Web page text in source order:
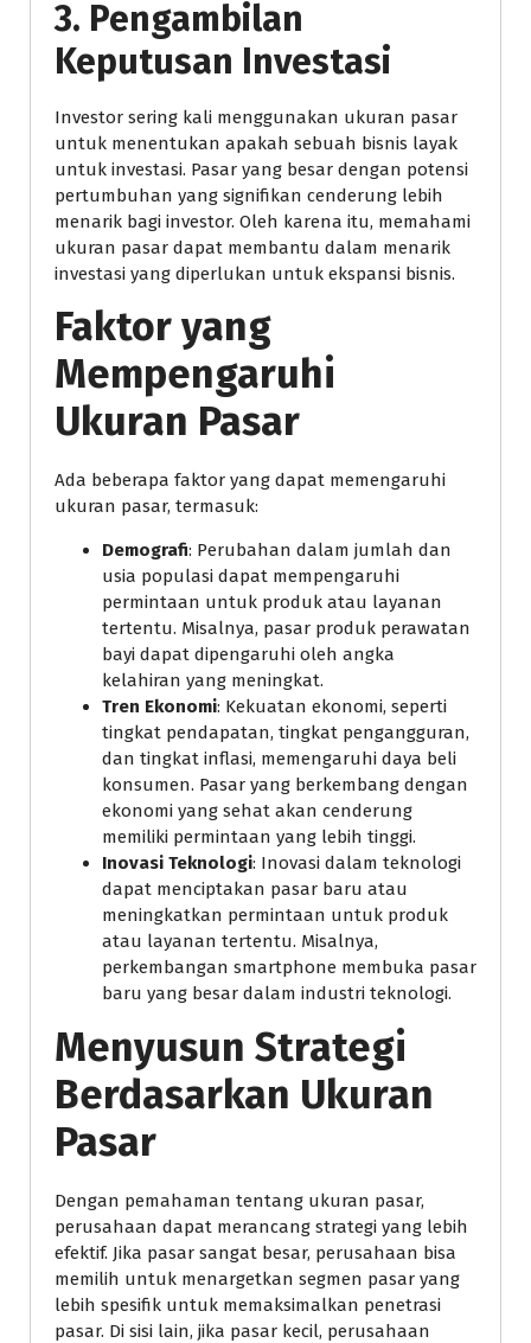
3. Pengambilan
Keputusan Investasi
Investor sering kali menggunakan ukuran pasar
untuk menentukan apakah sebuah bisnis layak
untuk investasi. Pasar yang besar dengan potensi
pertumbuhan yang signifikan cenderung lebih
menarik bagi investor. Oleh karena itu, memahami
ukuran pasar dapat membantu dalam menarik
investasi yang diperlukan untuk ekspansi bisnis.
Faktor yang
Mempengaruhi
Ukuran Pasar
Ada beberapa faktor yang dapat memengaruhi
ukuran pasar, termasuk:
Demografi: Perubahan dalam jumlah dan
usia populasi dapat mempengaruhi
permintaan untuk produk atau layanan
tertentu. Misalnya, pasar produk perawatan
bayi dapat dipengaruhi oleh angka
kelahiran yang meningkat.
Tren Ekonomi: Kekuatan ekonomi, seperti
tingkat pendapatan, tingkat pengangguran,
dan tingkat inflasi, memengaruhi daya beli
konsumen. Pasar yang berkembang dengan
ekonomi yang sehat akan cenderung
memiliki permintaan yang lebih tinggi.
Inovasi Teknologi: Inovasi dalam teknologi
dapat menciptakan pasar baru atau
meningkatkan permintaan untuk produk
atau layanan tertentu. Misalnya,
perkembangan smartphone membuka pasar
baru yang besar dalam industri teknologi.
Menyusun Strategi
Berdasarkan Ukuran
Pasar
Dengan pemahaman tentang ukuran pasar,
perusahaan dapat merancang strategi yang lebih
efektif. Jika pasar sangat besar, perusahaan bisa
memilih untuk menargetkan segmen pasar yang
lebih spesifik untuk memaksimalkan penetrasi
pasar. Di sisi lain, jika pasar kecil, perusahaan